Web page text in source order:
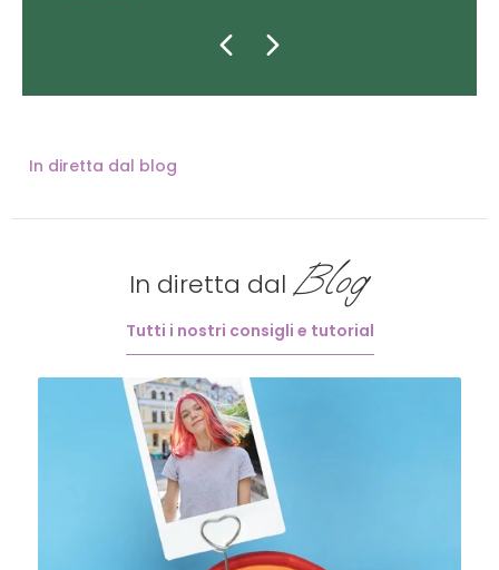
In diretta dal blog
In diretta dal Blog
Tutti i nostri consigli e tutorial